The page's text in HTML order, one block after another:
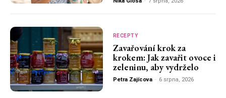
RECEPTY
Zavařování krok za
krokem: Jak zavařit ovoce i
zeleninu, aby vydrželo
Petra Zajícova - 6 srpna, 2026